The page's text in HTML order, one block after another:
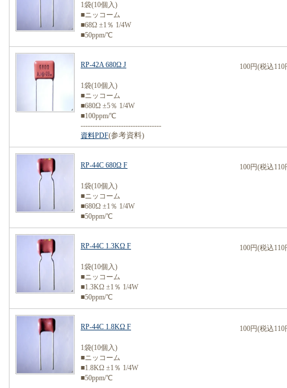
1袋(10個入)
■ニッコーム
■68Ω ±1％ 1/4W
■50ppm/℃
RP-42A 680Ω J 100円(税込110
1袋(10個入)
■ニッコーム
■680Ω ±5％ 1/4W
■100ppm/℃
----------------------------------
資料PDF(参考資料)
RP-44C 680Ω F 100円(税込110
1袋(10個入)
■ニッコーム
■680Ω ±1％ 1/4W
■50ppm/℃
RP-44C 1.3KΩ F 100円(税込110
1袋(10個入)
■ニッコーム
■1.3KΩ ±1％ 1/4W
■50ppm/℃
RP-44C 1.8KΩ F 100円(税込110
1袋(10個入)
■ニッコーム
■1.8KΩ ±1％ 1/4W
■50ppm/℃